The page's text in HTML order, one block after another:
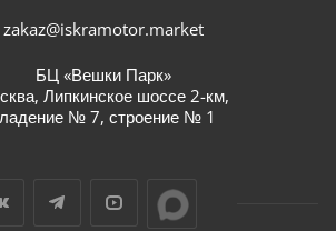
zakaz@iskramotor.market
БЦ «Вешки Парк»
Липкинское шоссе 2-км,
№ 7, строение № 1